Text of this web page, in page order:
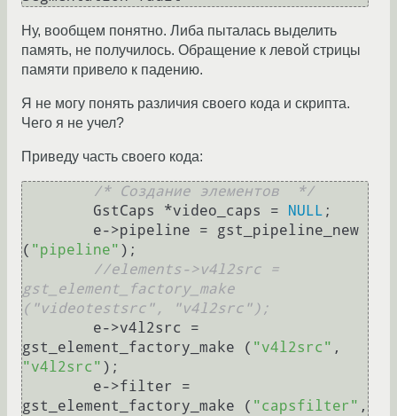
Ну, вообщем понятно. Либа пыталась выделить
память, не получилось. Обращение к левой стрицы
памяти привело к падению.
Я не могу понять различия своего кода и скрипта.
Чего я не учел?
Приведу часть своего кода:
/* Создание элементов  */
	GstCaps *video_caps =
NULL ;
( "pipeline" );
//elements->v4l2src =
gst_element_factory_make
("videotestsrc", "v4l2src");
gst_element_factory_make ( "v4l2src"
"v4l2src" );
gst_element_factory_make ( "capsfilter"
,